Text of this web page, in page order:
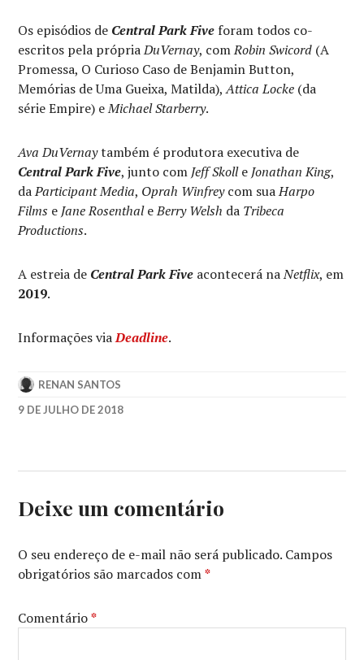
Os episódios de Central Park Five foram todos co-
escritos pela própriaDuVernay, comRobin Swicord (A
Promessa, O Curioso Caso de Benjamin Button,
Memórias de Uma Gueixa, Matilda),Attica Locke (da
série Empire) eMichael Starberry.
Ava DuVernaytambém é produtora executiva de
Central Park Five, junto com Jeff Skolle Jonathan King,
daParticipant Media, Oprah Winfreycom suaHarpo
Films e Jane RosenthaleBerry Welsh da Tribeca
Productions.
A estreia de Central Park Five acontecerá naNetflix, em
2019.
Informações viaDeadline.
RENAN SANTOS
9 DE JULHO DE 2018
FIVE
JOHN
MICHAEL
WILLIAMS,
KENNETH
WILLIAMS,
Deixe um comentário
O seu endereço de e-mail não será publicado. Campos
obrigatórios são marcados com*
Comentário*